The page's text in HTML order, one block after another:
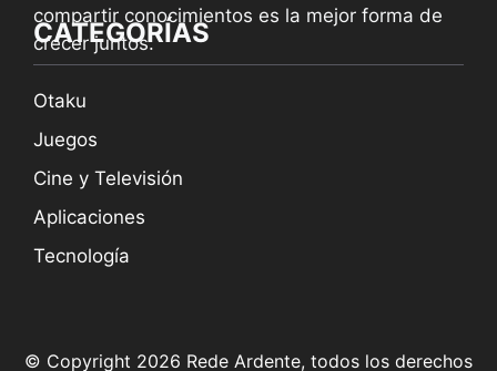
compartir conocimientos es la mejor forma de
crecer juntos.
CATEGORÍAS
Otaku
Juegos
Cine y Televisión
Aplicaciones
Tecnología
© Copyright 2026 Rede Ardente, todos los derechos